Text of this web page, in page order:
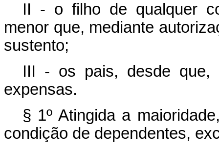
II - o filho de qualquer
menor que, mediante
sustento;
III - os pais, desde que,
expensas.
§ 1º Atingida a
condição de dependentes,